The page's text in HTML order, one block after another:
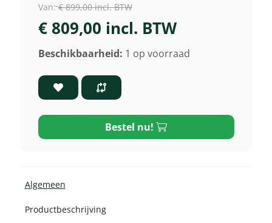
Van: € 899,00 incl. BTW
€ 809,00 incl. BTW
Beschikbaarheid: 1 op voorraad
Bestel nu!
Algemeen
Productbeschrijving